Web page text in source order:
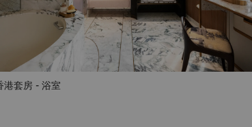
港套房 - 浴室